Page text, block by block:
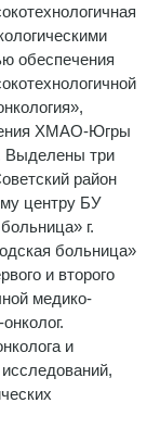
обеспечения
ХМАО-Югры
Выделены три
район
центру БУ
г.
больница»
и второго
медико-
и